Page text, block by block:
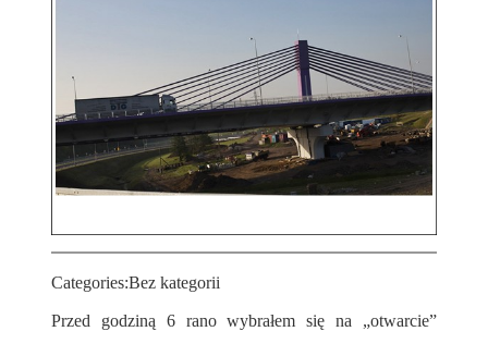
Categories:Bez kategorii
Przed godziną 6 rano wybrałem się na „otwarcie”